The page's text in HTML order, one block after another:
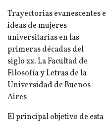
Trayectorias evanescentes e
ideas de mujeres
universitarias en las
primeras décadas del
siglo xx. La Facultad de
Filosofía y Letras de la
Universidad de Buenos
Aires
El principal objetivo de esta